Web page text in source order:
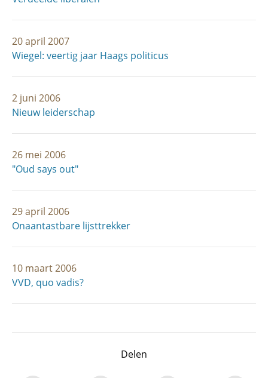
20 april 2007
Wiegel: veertig jaar Haags politicus
2 juni 2006
Nieuw leiderschap
26 mei 2006
"Oud says out"
29 april 2006
Onaantastbare lijsttrekker
10 maart 2006
VVD, quo vadis?
Delen